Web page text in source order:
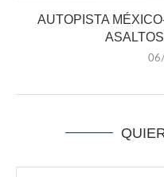
AUTOPISTA